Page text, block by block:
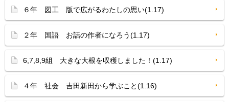
６年 図工 版で広がるわたしの思い(1.17)
２年 国語 お話の作者になろう(1.17)
6,7,8,9組 大きな大根を収穫しました！(1.17)
４年 社会 吉田新田から学ぶこと(1.16)